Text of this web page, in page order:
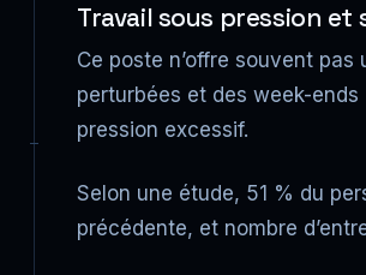
Travail sous pression et
Ce poste n’offre souvent
perturbées et des week-ends
pression excessif.
Selon une étude, 51 % du
précédente, et nombre